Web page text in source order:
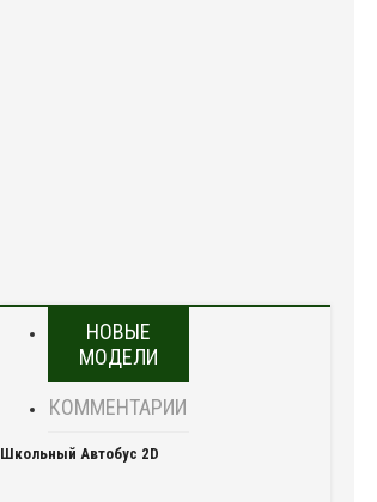
НОВЫЕ
МОДЕЛИ
КОММЕНТАРИИ
Школьный Автобус 2D